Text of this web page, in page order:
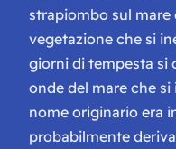
strapiombo sul
vegetazione che si
giorni di tempesta si
onde del mare che
nome originario era
probabilmente